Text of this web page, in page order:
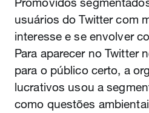
usuários do Twitter com
interesse e se envolver
Para aparecer no Twitter
para o público certo, a
lucrativos usou a
como questões